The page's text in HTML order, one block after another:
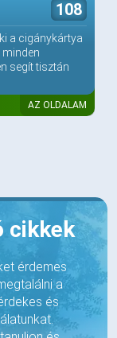
108
a cigánykártya
segít tisztán
AZ OLDALAM
cikkek
érdemes
a
és